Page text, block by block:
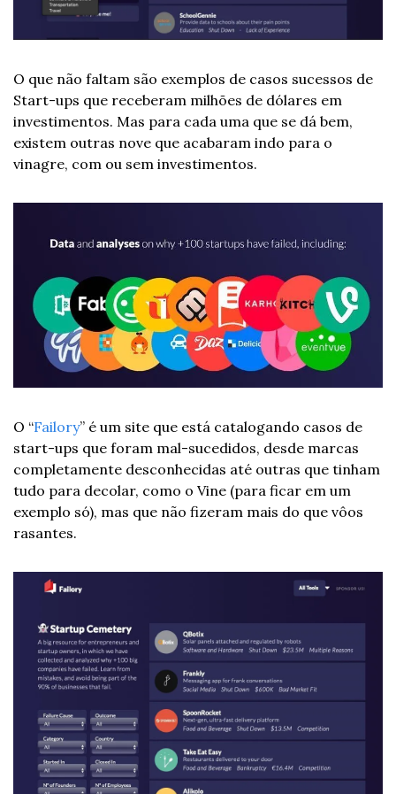
O que não faltam são exemplos de casos sucessos de
Start-ups que receberam milhões de dólares em
investimentos. Mas para cada uma que se dá bem,
existem outras nove que acabaram indo para o
vinagre, com ou sem investimentos.
O “Failory” é um site que está catalogando casos de
start-ups que foram mal-sucedidos, desde marcas
completamente desconhecidas até outras que tinham
tudo para decolar, como o Vine (para ficar em um
exemplo só), mas que não fizeram mais do que vôos
rasantes.